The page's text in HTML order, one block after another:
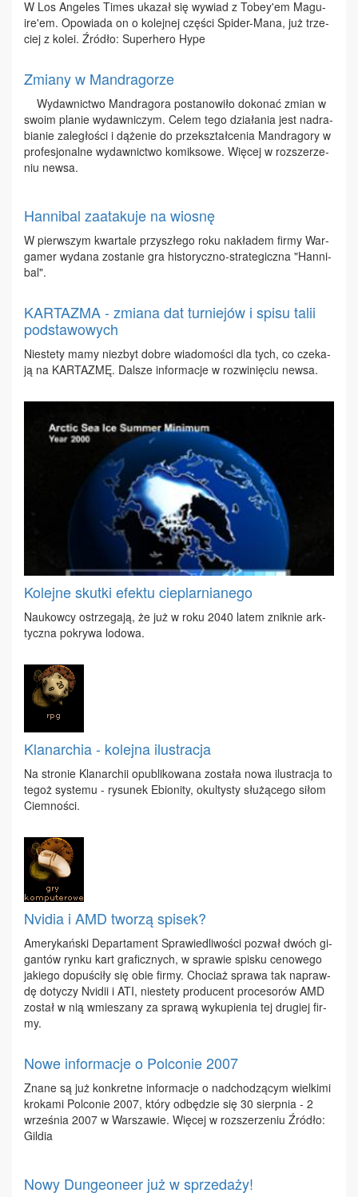
W Los An­ge­les Ti­mes uka­zał się wy­wiad z To­bey'em Ma­gu­
ire'em. Opo­wia­da on o ko­lej­nej czę­ści Spi­der-Ma­na, już trze­
ciej z ko­lei. Źró­dło: Su­per­he­ro Hy­pe
Zmiany w Mandragorze
Wy­daw­nic­two Man­dra­go­ra po­sta­no­wi­ło do­ko­nać zmian w
swo­im pla­nie wy­daw­ni­czym. Ce­lem te­go dzia­ła­nia jest nad­ra­
bia­nie za­le­gło­ści i dą­że­nie do prze­kształ­ce­nia Man­dra­go­ry w
pro­fe­sjo­nal­ne wy­daw­nic­two ko­mik­so­we. Wię­cej w roz­sze­rze­
niu new­sa.
Hannibal zaatakuje na wiosnę
W pierw­szym kwar­ta­le przy­szłe­go ro­ku na­kła­dem fir­my War­
ga­mer wy­da­na zo­sta­nie gra hi­sto­rycz­no-stra­te­gicz­na "Han­ni­
bal".
KARTAZMA - zmiana dat turniejów i spisu talii
podstawowych
Nie­ste­ty ma­my nie­zbyt do­bre wia­do­mo­ści dla tych, co cze­ka­
ją na KAR­TA­ZMĘ. Dal­sze in­for­ma­cje w roz­wi­nię­ciu new­sa.
Kolejne skutki efektu cieplarnianego
Na­ukow­cy ostrze­ga­ją, że już w ro­ku 2040 la­tem znik­nie ark­
tycz­na po­kry­wa lo­do­wa.
Klanarchia - kolejna ilustracja
Na stro­nie Kla­nar­chii opu­bli­ko­wa­na zo­sta­ła no­wa ilu­stra­cja to
te­goż sys­te­mu - ry­su­nek Ebio­ni­ty, okul­ty­sty słu­żą­ce­go si­łom
Ciem­no­ści.
Nvidia i AMD tworzą spisek?
Ame­ry­kań­ski De­par­ta­ment Spra­wie­dli­wo­ści po­zwał dwóch gi­
gan­tów ryn­ku kart gra­ficz­nych, w spra­wie spi­sku ce­no­we­go
ja­kie­go do­pu­ści­ły się obie fir­my. Cho­ciaż spra­wa tak na­praw­
dę do­ty­czy Nvi­dii i ATI, nie­ste­ty pro­du­cent pro­ce­so­rów AMD
zo­stał w nią wmie­sza­ny za spra­wą wy­ku­pie­nia tej dru­giej fir­
my.
Nowe informacje o Polconie 2007
Zna­ne są już kon­kret­ne in­for­ma­cje o nad­cho­dzą­cym wiel­ki­mi
kro­ka­mi Po­lco­nie 2007, któ­ry od­bę­dzie się 30 sierp­nia - 2
wrze­śnia 2007 w War­sza­wie. Wię­cej w roz­sze­rze­niu Źró­dło:
Gil­dia
Nowy Dungeoneer już w sprzedaży!